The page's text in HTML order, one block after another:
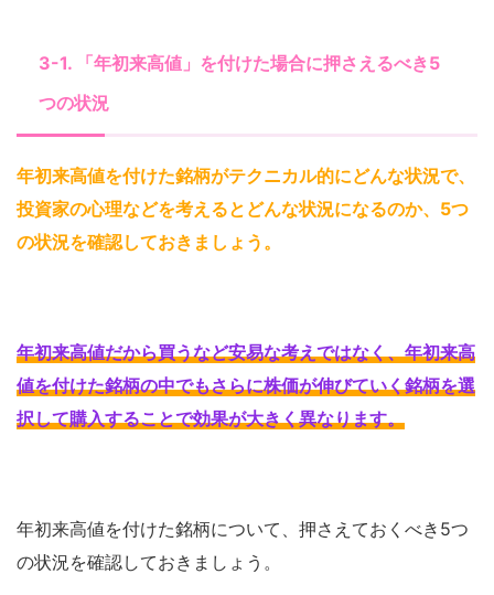
3-1. 「年初来高値」を付けた場合に押さえるべき5
つの状況
年初来高値を付けた銘柄がテクニカル的にどんな状況で、
投資家の心理などを考えるとどんな状況になるのか、5つ
の状況を確認しておきましょう 。
年初来高値だから買うなど安易な考えではなく、年初来高
値を付けた銘柄の中でもさらに株価が伸びていく銘柄を選
択して購入することで効果が大きく異なります。
年初来高値を付けた銘柄について、押さえておくべき5つ
の状況を確認しておきましょう。